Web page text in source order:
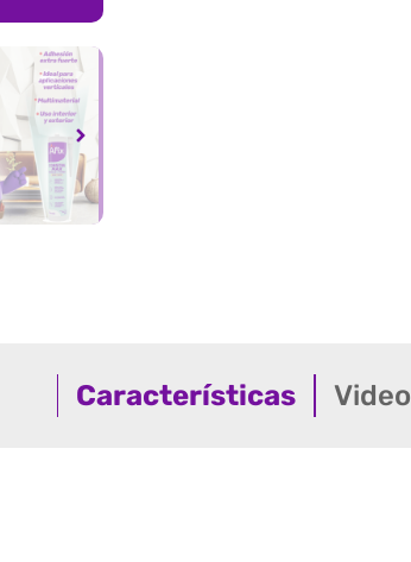
Características